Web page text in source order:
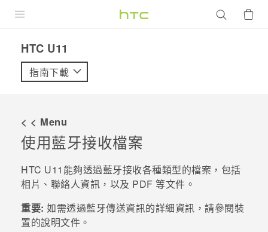
VIVE
配件
優惠專區
焦點訊息
銷售門市
HTC U11‎
指南下載
< < Menu
使用藍牙接收檔案
HTC U11 能夠透過藍牙接收各種類型的檔案，包括
相片、聯絡人資訊，以及 PDF 等文件。
重要: 如需透過藍牙傳送資訊的詳細資訊，請參閱裝
置的說明文件。